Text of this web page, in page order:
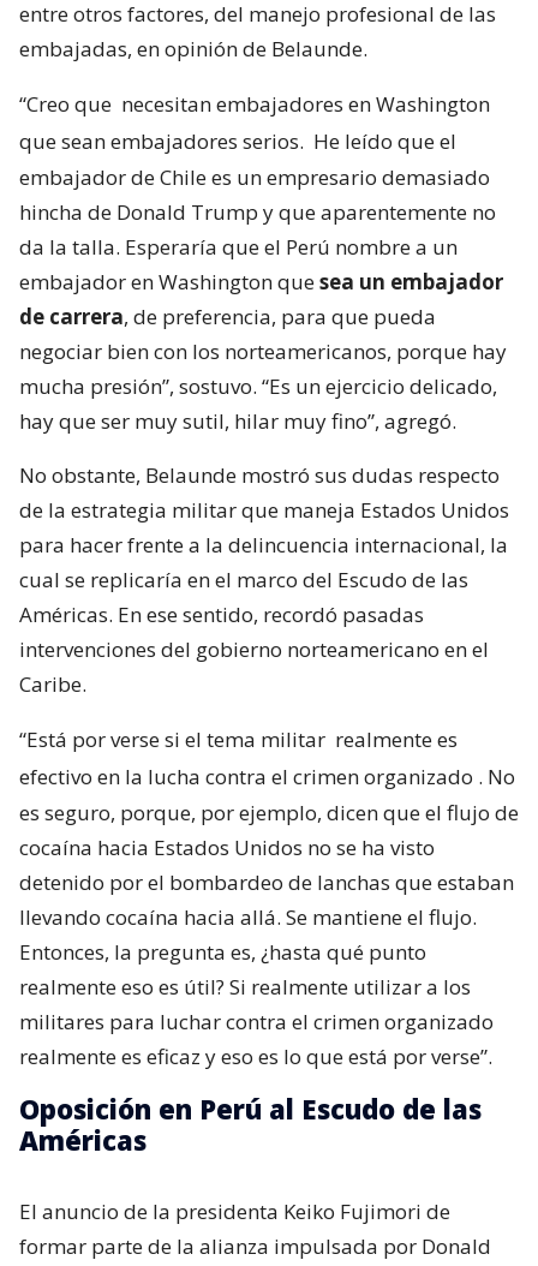
entre otros factores, del manejo profesional de las
embajadas, en opinión de Belaunde.
“Creo que necesitan embajadores en Washington
que sean embajadores serios. He leído que el
embajador de Chile es un empresario demasiado
hincha de Donald Trump y que aparentemente no
da la talla. Esperaría que el Perú nombre a un
embajador en Washington quesea un embajador
de carrera, de preferencia, para que pueda
negociar bien con los norteamericanos, porque hay
mucha presión”, sostuvo. “Es un ejercicio delicado,
hay que ser muy sutil, hilar muy fino”, agregó.
No obstante, Belaunde mostró sus dudas respecto
de la estrategia militar que maneja Estados Unidos
para hacer frente a la delincuencia internacional, la
cual se replicaría en el marco del Escudo de las
Américas. En ese sentido, recordó pasadas
intervenciones del gobierno norteamericano en el
Caribe.
“Está por verse si el tema militar realmente es
efectivo en la lucha contra el crimen organizado . No
es seguro, porque, por ejemplo, dicen que el flujo de
cocaína hacia Estados Unidos no se ha visto
detenido por el bombardeo de lanchas que estaban
llevando cocaína hacia allá. Se mantiene el flujo.
Entonces, la pregunta es, ¿hasta qué punto
realmente eso es útil? Si realmente utilizar a los
militares para luchar contra el crimen organizado
realmente es eficaz y eso es lo que está por verse”.
Oposición en Perú al Escudo de las
Américas
El anuncio de la presidenta Keiko Fujimori de
formar parte de la alianza impulsada por Donald